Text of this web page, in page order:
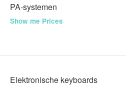
PA-systemen
Show me Prices
Elektronische keyboards